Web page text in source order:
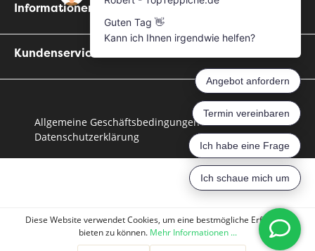
Informationen
Kundenservice
Allgemeine Geschäftsbedingungen
Datenschutzerklärung
Diese Website verwendet Cookies, um eine bestmögliche Erfahrung
bieten zu können. Mehr Informationen ...